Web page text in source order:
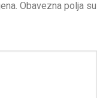
Obavezna polja su